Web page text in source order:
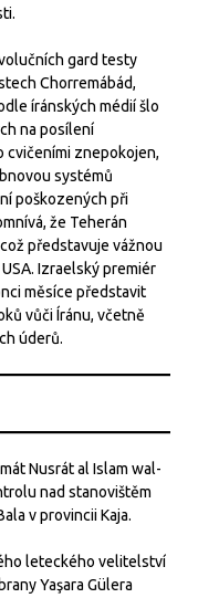
gard testy
Chorremábád,
íránských médií šlo
na posílení
cvičeními znepokojen,
systémů
poškozených při
že Teherán
představuje vážnou
Izraelský premiér
měsíce představit
vůči Íránu, včetně
úderů.
Nusrát al Islam wal-
nad stanovištěm
v provincii Kaja.
leteckého velitelství
Yaşara Gülera